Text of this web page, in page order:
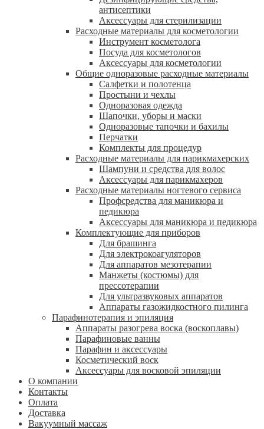
антисептики
Аксессуары для стерилизации
Расходные материалы для косметологии
Инструмент косметолога
Посуда для косметологов
Аксессуары для косметологии
Общие одноразовые расходные материалы
Салфетки и полотенца
Простыни и чехлы
Одноразовая одежда
Шапочки, уборы и маски
Одноразовые тапочки и бахилы
Перчатки
Комплекты для процедур
Расходные материалы для парикмахерских
Шампуни и средства для волос
Аксессуары для парикмахеров
Расходные материалы ногтевого сервиса
Профсредства для маникюра и
педикюра
Аксессуары для маникюра и педикюра
Комплектующие для приборов
Для брашинга
Для электрокоагуляторов
Для аппаратов мезотерапии
Манжеты (костюмы) для
прессотерапии
Для ультразвуковых аппаратов
Аппараты газожидкостного пилинга
Парафинотерапия и эпиляция
Аппараты разогрева воска (воскоплавы)
Парафиновые ванны
Парафин и аксессуары
Косметический воск
Аксессуары для восковой эпиляции
О компании
Контакты
Оплата
Доставка
Вакуумный массаж